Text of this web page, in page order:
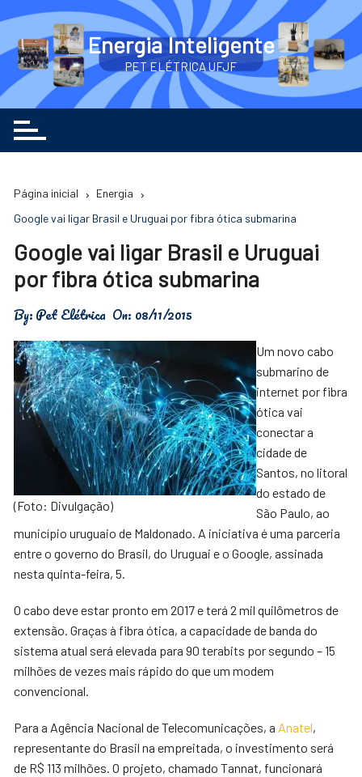
o
conteúdo
Energia Inteligente
PET ELÉTRICA UFJF
Página inicial
Energia
Google vai ligar Brasil e Uruguai por fibra ótica submarina
Google vai ligar Brasil e Uruguai
por fibra ótica submarina
By:Pet Elétrica On: 08/11/2015
(Foto: Divulgação)
Um novo cabo
submarino de
internet por fibra
ótica vai
conectar a
cidade de
Santos, no litoral
do estado de
São Paulo, ao
município uruguaio de Maldonado. A iniciativa é uma parceria
entre o governo do Brasil, do Uruguai e o Google, assinada
nesta quinta-feira, 5.
O cabo deve estar pronto em 2017 e terá 2 mil quilômetros de
extensão. Graças à fibra ótica, a capacidade de banda do
sistema atual será elevada para 90 terabits por segundo – 15
milhões de vezes mais rápido do que um modem
convencional.
Para a Agência Nacional de Telecomunicações, a Anatel,
representante do Brasil na empreitada, o investimento será
de R$ 113 milhões. O projeto, chamado Tannat, funcionará